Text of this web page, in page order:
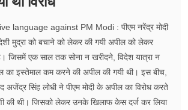
language against PM Modi : पीएम नरेंद्र मोदी
मुद्रा को बचाने को लेकर की गयी अपील को लेकर
है। जिसमें एक साल तक सोना न खरीदने, विदेश यात्रा न
इस्तेमाल कम करने की अपील की गयी थी। इस बीच,
अजेंद्र सिंह लोधी ने पीएम मोदी के अपील का विरोध करते
की थी। जिसको लेकर उनके खिलाफ केस दर्ज कर लिया